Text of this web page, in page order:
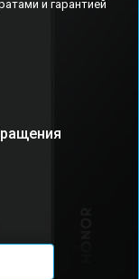
и гарантией